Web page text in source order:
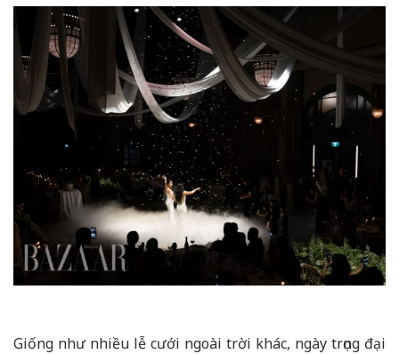
Giống như nhiều lễ cưới ngoài trời khác, ngày trọng đại